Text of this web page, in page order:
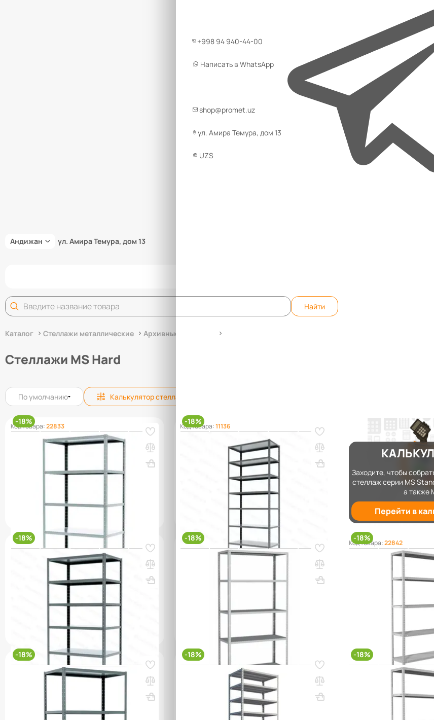
+998 94 940-44-00
Написать в WhatsApp
shop@promet.uz
ул. Амира Темура, дом 13
UZS
Андижан ул. Амира Темура, дом 13
Найти
Каталог Стеллажи металлические Архивные стеллажи
Стеллажи MS Hard
По умолчанию Калькулятор стеллажей
Код товара:22833
-18%
Стеллаж MS HARD 2000х1000х600 (5
ВхШхГ, мм: 2000х1000х600
Вес, кг: 35
(7)
2 412 000 сум 2 942 000 сум
В КОРЗИНУ
Код товара:11136
-18%
Стеллаж MS HARD 2500х1000х600 (8
ВхШхГ, мм: 2500х1000х600
Вес, кг: 52.92
3 650 000 сум 4 452 000 сум
В КОРЗИНУ
Заходите, чтобы
стеллаж серии MS
а также
Перейти в
Код товара:
-18%
Стеллаж MS HARD 2000х1000х600 (6
ВхШхГ, мм: 2000х1000х600
Вес, кг: 40.2
2 776 000 сум 3 386 000 сум
q_25773 В КОРЗИНУ
Код товара: 12209
-18%
Стеллаж MS HARD 2200х1000х400 (5
ВхШхГ, мм: 2200х1000х400 Вес, кг: 29.57
2 082 000 сум 2 540 000 сум
q_25779
Код товара:22842
-18%
Стеллаж MS HARD
ВхШхГ, мм:
2 132 000 сум 2
Код товара:
-18%
Стеллаж MS HARD 1850х1000х600 (4
ВхШхГ, мм: 1850х1000х600
Вес, кг: 29.12
(6)
Код товара: 10952
-18%
Стеллаж MS HARD 3000х1000х600 (10
ВхШхГ, мм: 3000х1000х600
Вес, кг: 65.32
Код товара: 22823
-18%
Стеллаж MS HARD
ВхШхГ, мм: